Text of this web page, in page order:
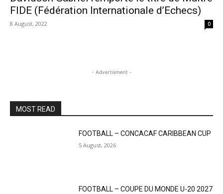
FIDE (Fédération Internationale d’Echecs)
8 August, 2022 0
- Advertisment -
MOST READ
FOOTBALL – CONCACAF CARIBBEAN CUP
5 August, 2026
FOOTBALL – COUPE DU MONDE U-20 2027